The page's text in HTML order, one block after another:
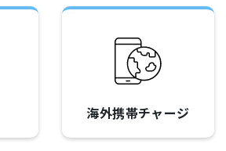
海外携帯チャージ